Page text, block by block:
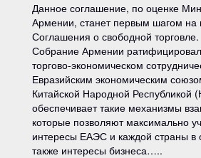
Данное соглашение, по оценке
Армении, станет первым шагом на
Соглашения о свободной
Собрание Армении
торгово-экономическом
Евразийским экономическим
Китайской Народной Республикой
обеспечивает такие механизмы
которые позволяют максимально
интересы ЕАЭС и каждой страны в
также интересы бизнеса…..